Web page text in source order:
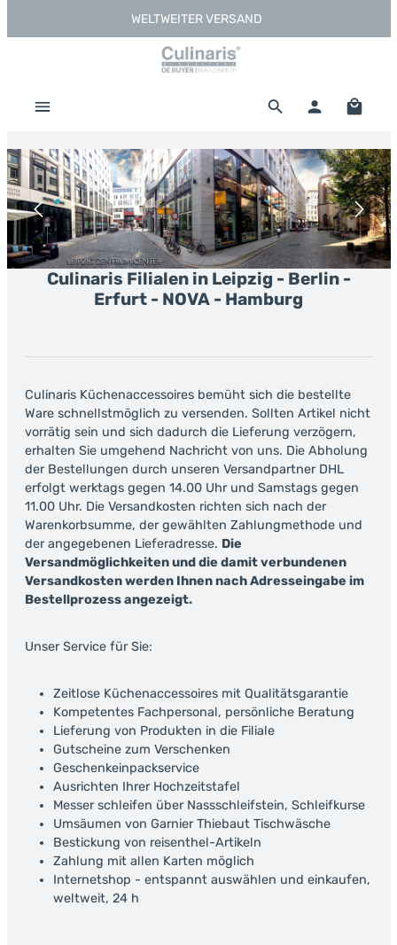
Zum Hauptinhalt springenWELTWEITER VERSAND
Bildergalerie überspringen
Culinaris Filialen in Leipzig - Berlin -
Erfurt - NOVA - Hamburg
Culinaris Küchenaccessoires bemüht sich die bestellte
Ware schnellstmöglich zu versenden. Sollten Artikel nicht
vorrätig sein und sich dadurch die Lieferung verzögern,
erhalten Sie umgehend Nachricht von uns. Die Abholung
der Bestellungen durch unseren Versandpartner DHL
erfolgt werktags gegen 14.00 Uhr und Samstags gegen
11.00 Uhr. Die Versandkosten richten sich nach der
Warenkorbsumme, der gewählten Zahlungmethode und
der angegebenen Lieferadresse. Die
Versandmöglichkeiten und die damit verbundenen
Versandkosten werden Ihnen nach Adresseingabe im
Bestellprozess angezeigt.
Unser Service für Sie:
Zeitlose Küchenaccessoires mit Qualitätsgarantie
Kompetentes Fachpersonal, persönliche Beratung
Lieferung von Produkten in die Filiale
Gutscheine zum Verschenken
Geschenkeinpackservice
Ausrichten Ihrer Hochzeitstafel
Messer schleifen über Nassschleifstein, Schleifkurse
Umsäumen von Garnier Thiebaut Tischwäsche
Bestickung von reisenthel-Artikeln
Zahlung mit allen Karten möglich
Internetshop - entspannt auswählen und einkaufen,
weltweit, 24 h